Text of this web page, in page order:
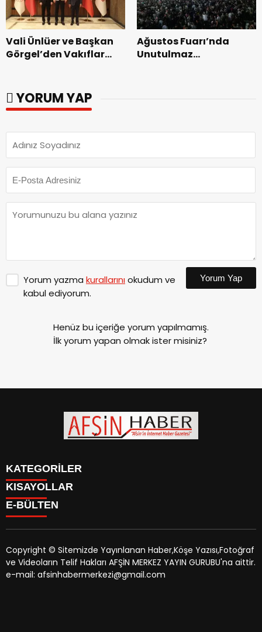
Vali Ünlüer ve Başkan
Görgel’den Vakıflar
Ağustos Fuarı’nda
Unutulmaz
YORUM YAP
Yorum yazma kurallarınıokudum ve
kabul ediyorum.
Yorum Yap
Henüz bu içeriğe yorum yapılmamış.
İlk yorum yapan olmak ister misiniz?
KATEGORİLER
SİYASET
EĞİTİM
MAGAZİN
MANŞETLER
ÖZEL HABER
KISAYOLLAR
SİYASET
EĞİTİM
KÜLTÜR SANAT
MAGAZİN
MANŞETLER
E-BÜLTEN
afsinhaber.com e-bültenine abone olarak, tarafınıza haber,
duyuru ve kampanya içerikli e-postaların gönderilmesini
Copyright © Sitemizde Yayınlanan Haber,Köşe Yazısı,Fotoğraf
ve Videoların Telif Hakları AFŞİN MERKEZ YAYIN GURUBU'na aittir.
e-mail: afsinhabermerkezi@gmail.com